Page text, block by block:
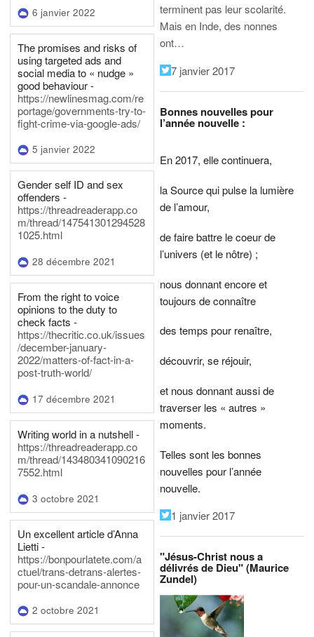
6 janvier 2022
The promises and risks of
using targeted ads and
social media to « nudge »
good behaviour -
https://newlinesmag.com/re
portage/governments-try-to-
fight-crime-via-google-ads/
5 janvier 2022
Gender self ID and sex
offenders -
https://threadreaderapp.co
m/thread/147541301294528
1025.html
28 décembre 2021
From the right to voice
opinions to the duty to
check facts -
https://thecritic.co.uk/issues
/december-january-
2022/matters-of-fact-in-a-
post-truth-world/
17 décembre 2021
Writing world in a nutshell -
https://threadreaderapp.co
m/thread/143480341090216
7552.html
3 octobre 2021
Un excellent article d’Anna
Lietti -
https://bonpourlatete.com/a
ctuel/trans-detrans-alertes-
pour-un-scandale-annonce
2 octobre 2021
terminent pas leur scolarité.
Mais en Inde, des nonnes
ont…
7 janvier 2017
Bonnes nouvelles pour
l’année nouvelle :
En 2017, elle continuera,
la Source qui pulse la lumière
de l’amour,
de faire battre le coeur de
l’univers (et le nôtre) ;
nous donnant encore et
toujours de connaître
des temps pour renaître,
découvrir, se réjouir,
et nous donnant aussi de
traverser les « autres »
moments.
Telles sont les bonnes
nouvelles pour l’année
nouvelle.
1 janvier 2017
"Jésus-Christ nous a
délivrés de Dieu" (Maurice
Zundel)